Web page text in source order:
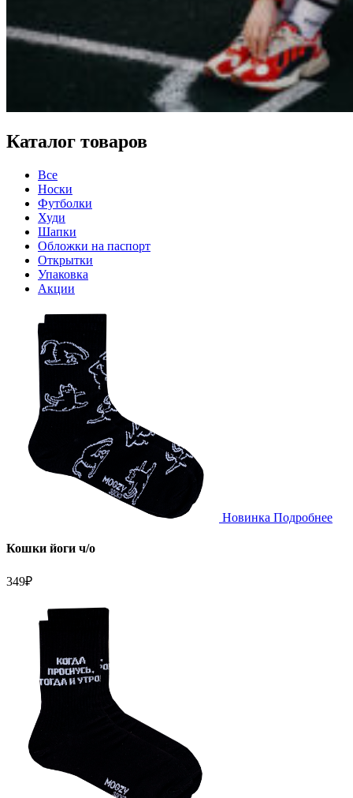
Каталог товаров
Все
Носки
Футболки
Худи
Шапки
Обложки на паспорт
Открытки
Упаковка
Акции
Новинка Подробнее
Кошки йоги ч/о
349₽